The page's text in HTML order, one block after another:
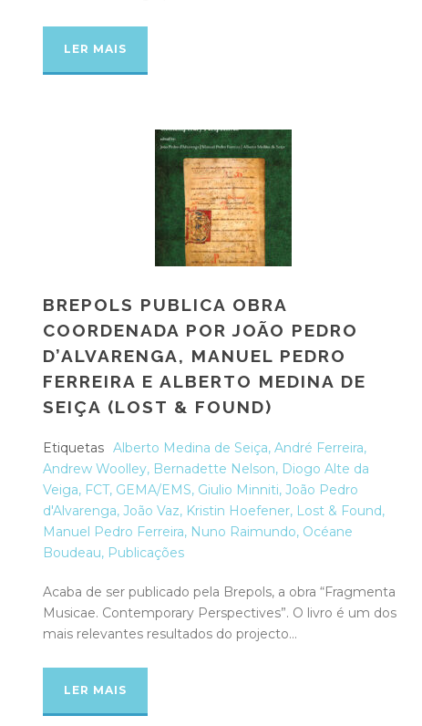
LER MAIS
BREPOLS PUBLICA OBRA
COORDENADA POR JOÃO PEDRO
D’ALVARENGA, MANUEL PEDRO
FERREIRA E ALBERTO MEDINA DE
SEIÇA (LOST & FOUND)
Etiquetas Alberto Medina de Seiça, André Ferreira,
Andrew Woolley, Bernadette Nelson, Diogo Alte da
Veiga, FCT, GEMA/EMS, Giulio Minniti, João Pedro
d'Alvarenga, João Vaz, Kristin Hoefener, Lost & Found,
Manuel Pedro Ferreira, Nuno Raimundo, Océane
Boudeau, Publicações
Acaba de ser publicado pela Brepols, a obra “Fragmenta
Musicae. Contemporary Perspectives”. O livro é um dos
mais relevantes resultados do projecto...
LER MAIS